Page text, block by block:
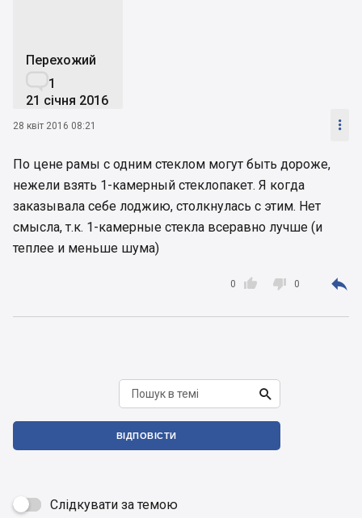
Перехожий
1
21 січня 2016
28 квіт 2016 08:21 
По цене рамы с одним стеклом могут быть дороже,
нежели взять 1-камерный стеклопакет. Я когда
заказывала себе лоджию, столкнулась с этим. Нет
смысла, т.к. 1-камерные стекла всеравно лучше (и
теплее и меньше шума)

0  0 

ВІДПОВІСТИ
Слідкувати за темою